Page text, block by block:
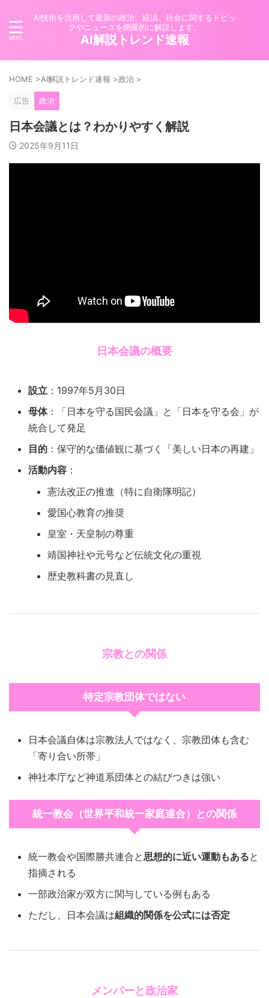
AI技術を活用して最新の政治、経済、社会に関するトピッ
クやニュースを網羅的に解説します。
AI解説トレンド速報
HOME >AI解説トレンド速報 >政治 >
広告 政治
日本会議とは？わかりやすく解説
2025年9月11日
日本会議の概要
設立 ：1997年5月30日
母体：「日本を守る国民会議」と「日本を守る会」が
統合して発足
目的 ：保守的な価値観に基づく「美しい日本の再建」
活動内容 ：
憲法改正の推進（特に自衛隊明記）
愛国心教育の推奨
皇室・天皇制の尊重
靖国神社や元号など伝統文化の重視
歴史教科書の見直し
宗教との関係
特定宗教団体ではない
日本会議自体は宗教法人ではなく、宗教団体も含む
「寄り合い所帯」
神社本庁など神道系団体との結びつきは強い
統一教会（世界平和統一家庭連合）との関係
統一教会や国際勝共連合と思想的に近い運動もあると
指摘される
一部政治家が双方に関与している例もある
ただし、日本会議は組織的関係を公式には否定
メンバーと政治家